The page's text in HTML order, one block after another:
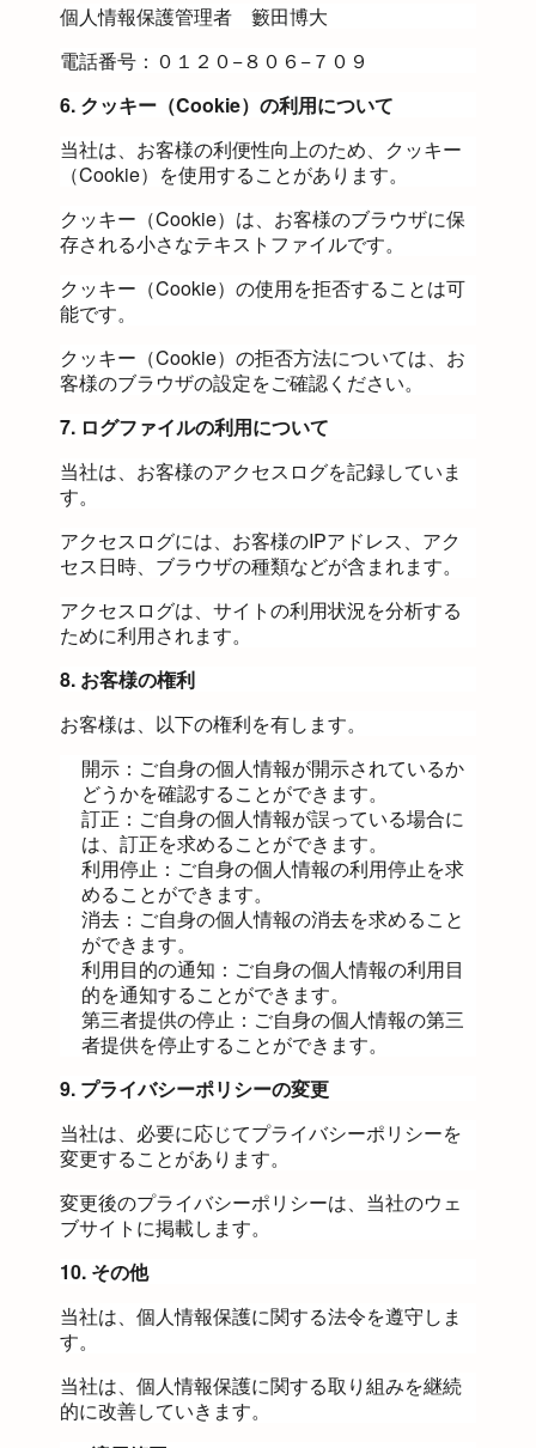
個人情報保護管理者 籔田博大
電話番号：０１２０−８０６−７０９
6. クッキー（Cookie）の利用について
当社は、お客様の利便性向上のため、クッキー
（Cookie）を使用することがあります。
クッキー（Cookie）は、お客様のブラウザに保
存される小さなテキストファイルです。
クッキー（Cookie）の使用を拒否することは可
能です。
クッキー（Cookie）の拒否方法については、お
客様のブラウザの設定をご確認ください。
7. ログファイルの利用について
当社は、お客様のアクセスログを記録していま
す。
アクセスログには、お客様のIPアドレス、アク
セス日時、ブラウザの種類などが含まれます。
アクセスログは、サイトの利用状況を分析する
ために利用されます。
8. お客様の権利
お客様は、以下の権利を有します。
開示：ご自身の個人情報が開示されているか
どうかを確認することができます。
訂正：ご自身の個人情報が誤っている場合に
は、訂正を求めることができます。
利用停止：ご自身の個人情報の利用停止を求
めることができます。
消去：ご自身の個人情報の消去を求めること
ができます。
利用目的の通知：ご自身の個人情報の利用目
的を通知することができます。
第三者提供の停止：ご自身の個人情報の第三
者提供を停止することができます。
9. プライバシーポリシーの変更
当社は、必要に応じてプライバシーポリシーを
変更することがあります。
変更後のプライバシーポリシーは、当社のウェ
ブサイトに掲載します。
10. その他
当社は、個人情報保護に関する法令を遵守しま
す。
当社は、個人情報保護に関する取り組みを継続
的に改善していきます。